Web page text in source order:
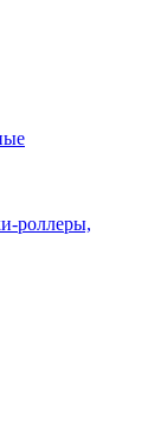
роллеры,